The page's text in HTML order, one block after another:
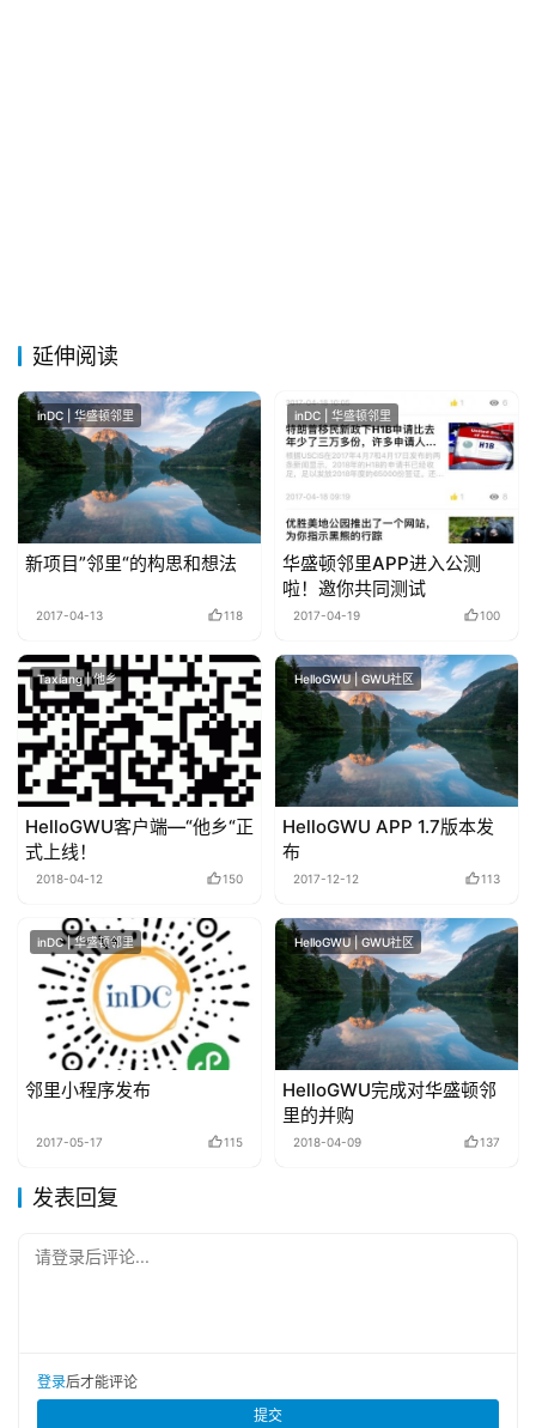
延伸阅读
inDC | 华盛顿邻里
新项目”邻里“的构思和想法
2017-04-13 118
inDC | 华盛顿邻里
华盛顿邻里APP进入公测
啦！邀你共同测试
2017-04-19 100
Taxiang | 他乡
HelloGWU客户端—“他乡“正
式上线！
2018-04-12 150
HelloGWU | GWU社区
HelloGWU APP 1.7版本发
布
2017-12-12 113
inDC | 华盛顿邻里
邻里小程序发布
2017-05-17 115
HelloGWU | GWU社区
HelloGWU完成对华盛顿邻
里的并购
2018-04-09 137
发表回复
请登录后评论...
登录后才能评论
提交